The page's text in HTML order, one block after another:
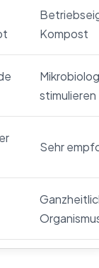
Kompost
stimulieren
Sehr